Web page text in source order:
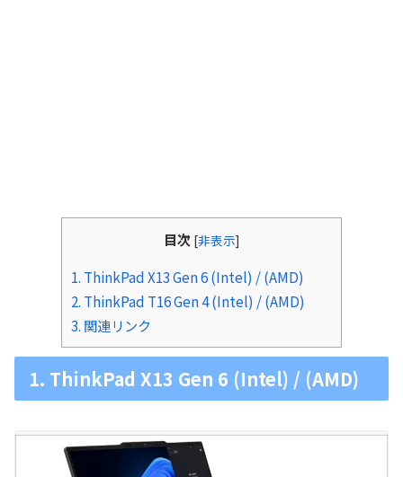
目次 [非表示]
1. ThinkPad X13 Gen 6 (Intel) / (AMD)
2. ThinkPad T16 Gen 4 (Intel) / (AMD)
3. 関連リンク
1. ThinkPad X13 Gen 6 (Intel) / (AMD)